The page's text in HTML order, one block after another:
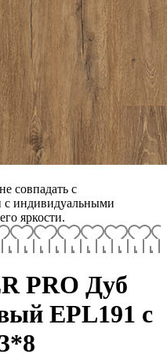
совпадать с
с индивидуальными
яркости.
PRO Дуб
EPL191 с